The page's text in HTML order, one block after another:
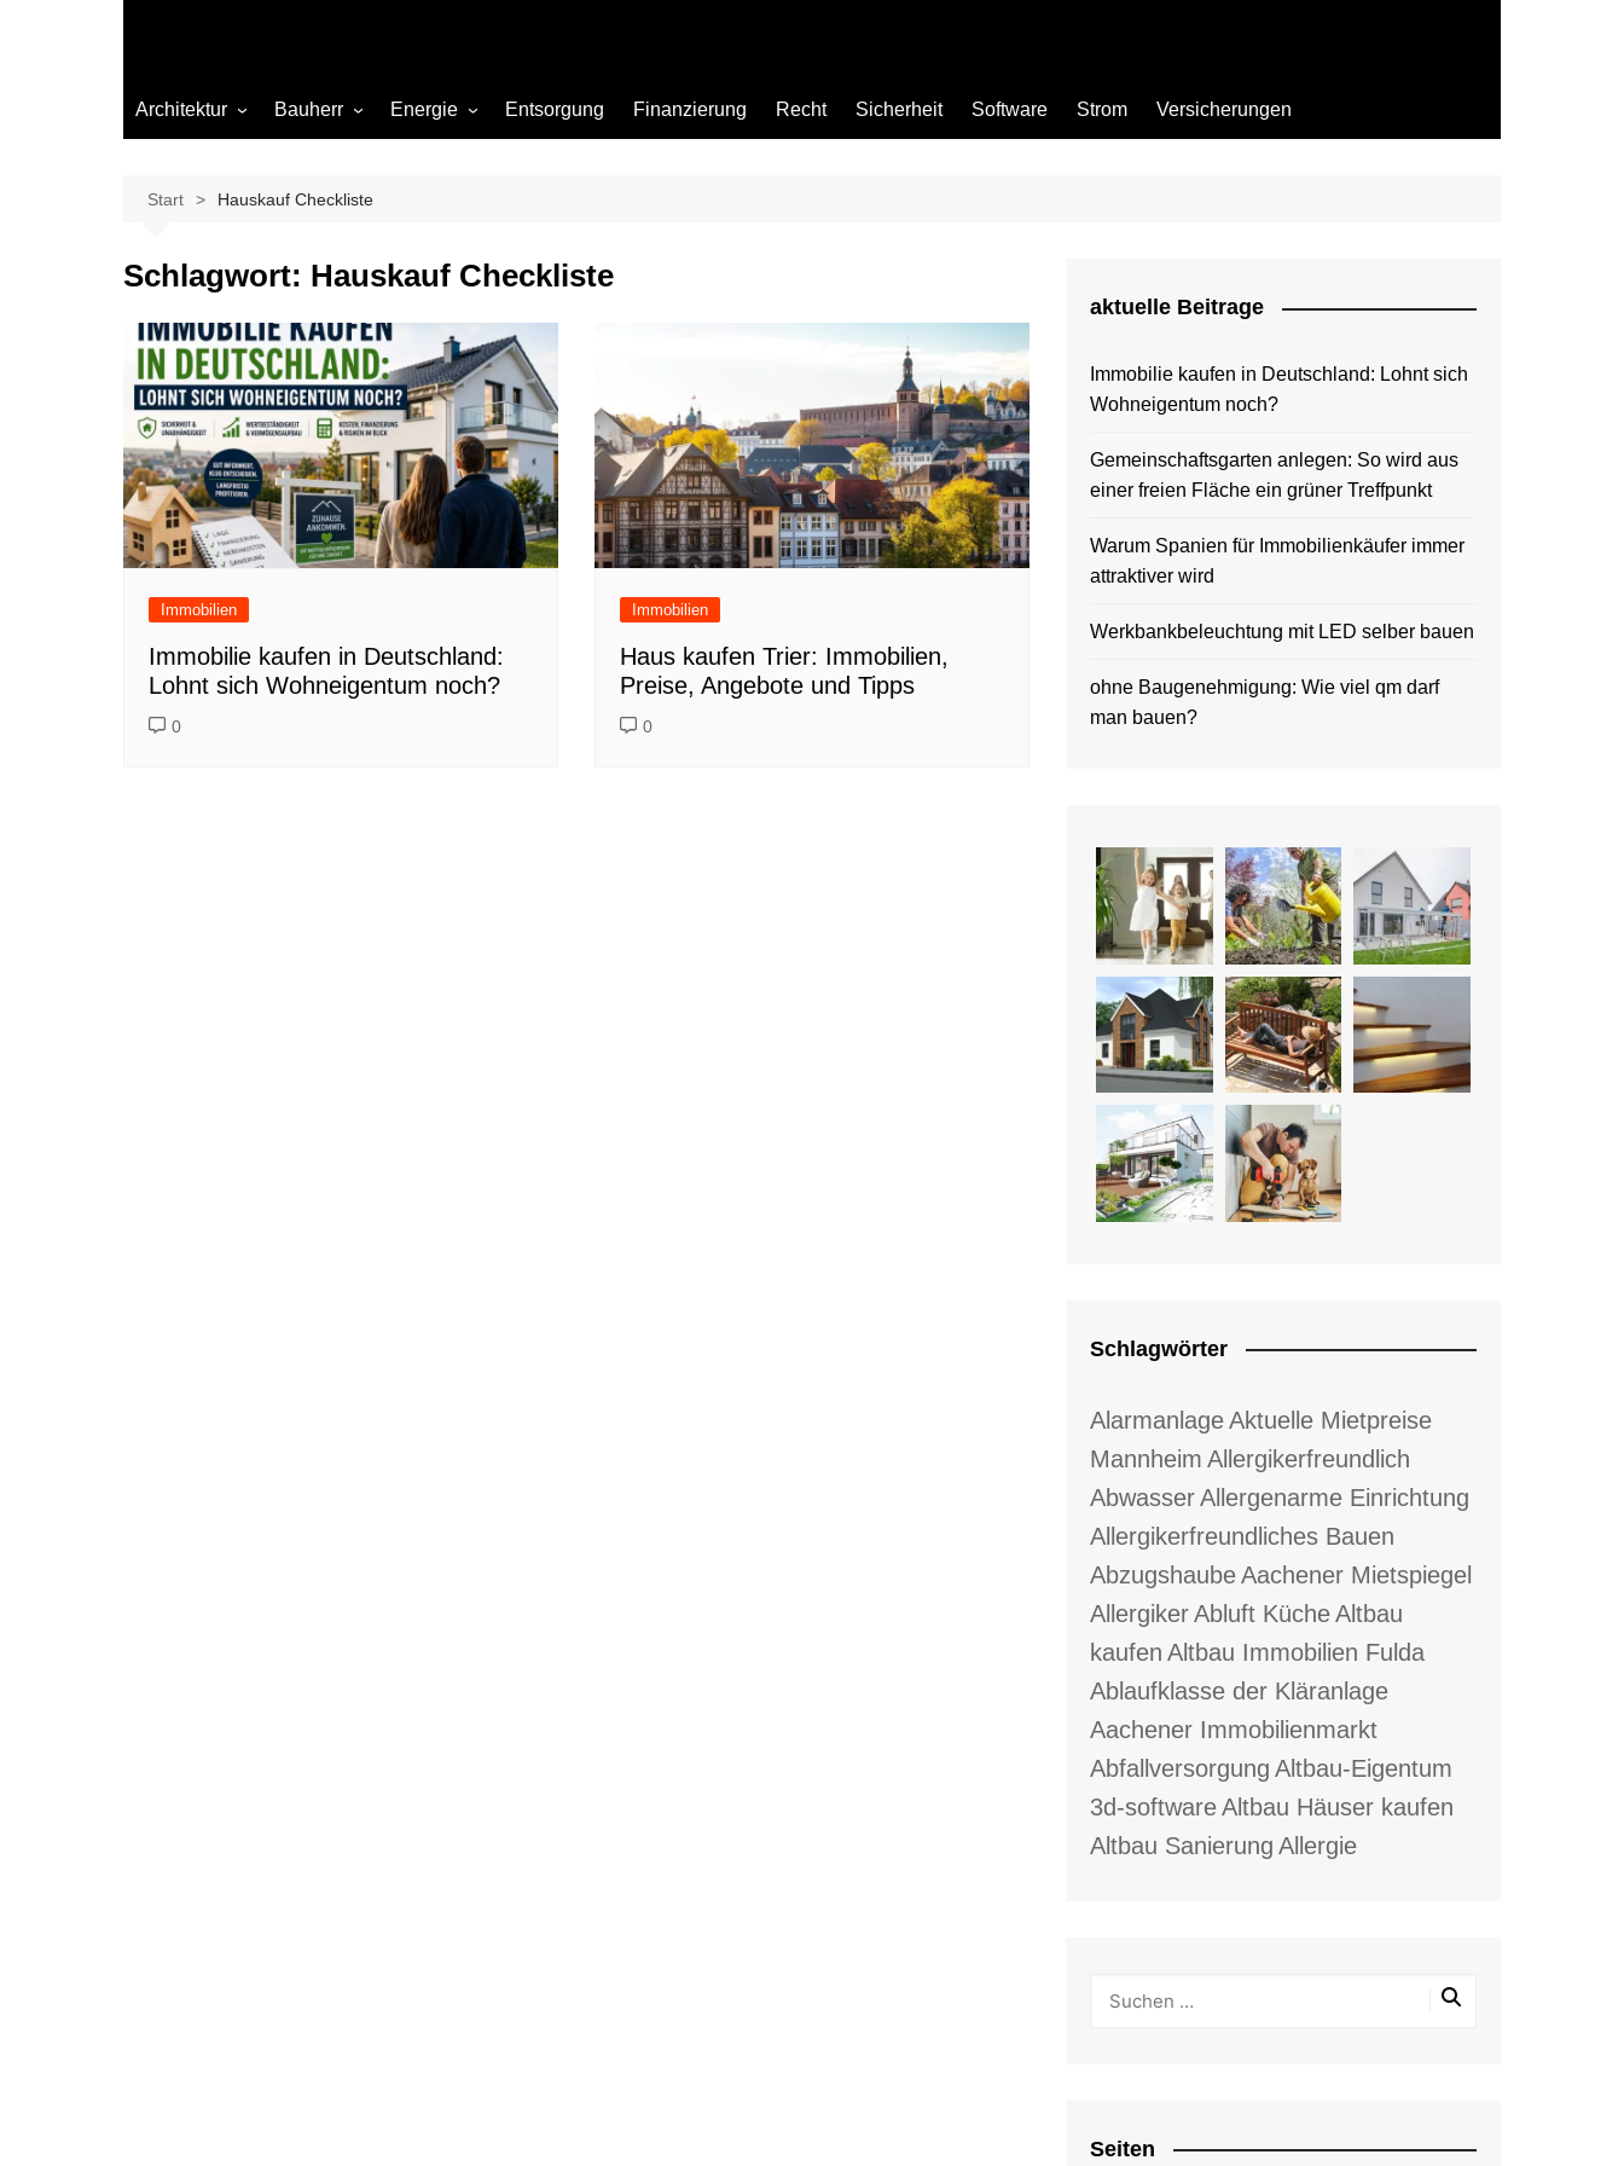
Architektur Bauherr
Beleuchtung
Büro
Garten
Materialien
Ökologisch bauen
Renovierung
Sanierung
Hygiene
Energie Entsorgung Finanzierung Recht Sicherheit Software Strom Versicherungen
Start Hauskauf Checkliste
Schlagwort: Hauskauf Checkliste
Immobilien
Immobilie kaufen in Deutschland:
Lohnt sich Wohneigentum noch?
0
Immobilien
Haus kaufen Trier: Immobilien,
Preise, Angebote und Tipps
0
aktuelle Beitrage
Immobilie kaufen in Deutschland: Lohnt sich
Wohneigentum noch?
Gemeinschaftsgarten anlegen: So wird aus
einer freien Fläche ein grüner Treffpunkt
Warum Spanien für Immobilienkäufer immer
attraktiver wird
Werkbankbeleuchtung mit LED selber bauen
ohne Baugenehmigung: Wie viel qm darf
man bauen?
Schlagwörter
AlarmanlageAktuelle Mietpreise
Mannheim Allergikerfreundlich
AbwasserAllergenarme Einrichtung
Allergikerfreundliches Bauen
AbzugshaubeAachener Mietspiegel
AllergikerAbluft KücheAltbau
kaufen Altbau Immobilien Fulda
Ablaufklasse der Kläranlage
Aachener Immobilienmarkt
Abfallversorgung Altbau-Eigentum
3d-softwareAltbau Häuser kaufen
Altbau Sanierung Allergie
Seiten